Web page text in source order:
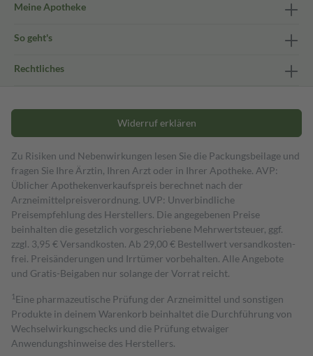
Meine Apotheke
So geht's
Rechtliches
Widerruf erklären
Zu Risiken und Nebenwirkungen lesen Sie die Packungsbeilage und
fragen Sie Ihre Ärztin, Ihren Arzt oder in Ihrer Apotheke. AVP:
Üblicher Apothekenverkaufspreis berechnet nach der
Arzneimittelpreisverordnung. UVP: Unverbindliche
Preisempfehlung des Herstellers. Die angegebenen Preise
beinhalten die gesetzlich vorgeschriebene Mehrwertsteuer, ggf.
zzgl. 3,95 € Versandkosten. Ab 29,00 € Bestell­wert versand­kosten­
frei. Preisänderungen und Irrtümer vorbehalten. Alle Angebote
und Gratis-Beigaben nur solange der Vorrat reicht.
1 Eine pharmazeutische Prüfung der Arzneimittel und sonstigen
Produkte in deinem Warenkorb beinhaltet die Durchführung von
Wechselwirkungschecks und die Prüfung etwaiger
Anwendungshinweise des Herstellers.